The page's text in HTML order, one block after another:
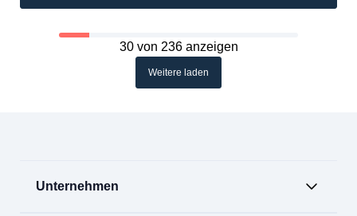
30 von 236 anzeigen
Weitere laden
Unternehmen